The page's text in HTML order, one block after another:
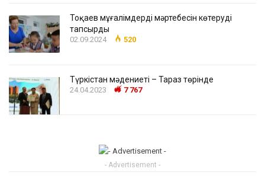
Тоқаев мұғалімдердің мәртебесін көтеруді
тапсырды
02.09.2024 520
Түркістан мәдениеті – Тараз төрінде
24.04.2023 7 767
- Advertisement -